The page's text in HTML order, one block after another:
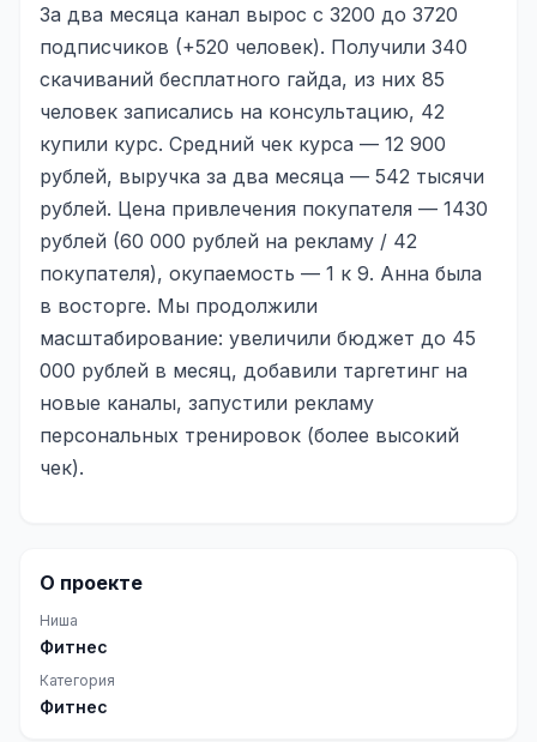
За два месяца канал вырос с 3200 до 3720
подписчиков (+520 человек). Получили 340
скачиваний бесплатного гайда, из них 85
человек записались на консультацию, 42
купили курс. Средний чек курса — 12 900
рублей, выручка за два месяца — 542 тысячи
рублей. Цена привлечения покупателя — 1430
рублей (60 000 рублей на рекламу / 42
покупателя), окупаемость — 1 к 9. Анна была
в восторге. Мы продолжили
масштабирование: увеличили бюджет до 45
000 рублей в месяц, добавили таргетинг на
новые каналы, запустили рекламу
персональных тренировок (более высокий
чек).
О проекте
Ниша
Фитнес
Категория
Фитнес